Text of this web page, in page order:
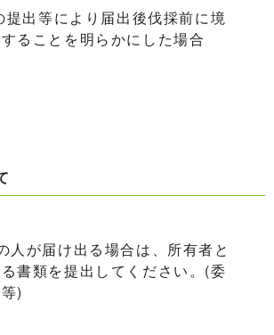
出等により届出後伐採前に境
ることを明らかにした場合
人が届け出る場合は、所有者と
書類を提出してください。(委
)